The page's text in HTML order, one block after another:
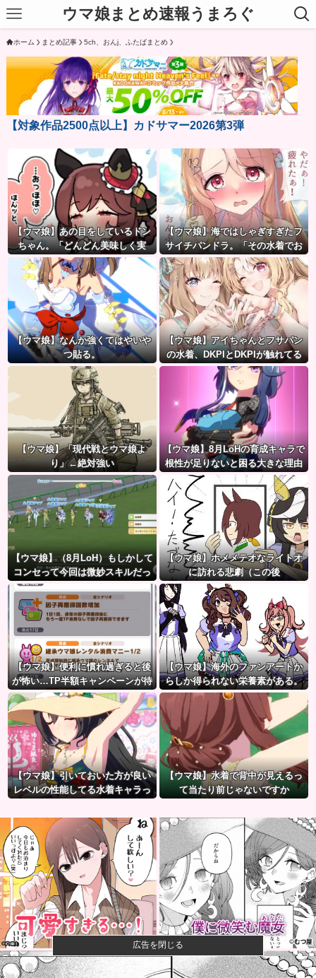
ウマ娘まとめ速報うまろぐ
ホーム まとめ記事 5ch、おんj、ふたばまとめ
【対象作品2500点以上】カドサマー2026第3弾
【ウマ娘】あの目をしているドン
ちゃん。「どんどん美味しく実
る…♡」
【ウマ娘】海ではしゃぎすぎたフ
サイチパンドラ。「その水着でお
んぶはマズイ…」
【ウマ娘】なんか強くてはやいや
つ貼る。
【ウマ娘】アイちゃんとフサパン
の水着、DKPIとDKPIが触れてる
構図が良き…
【ウマ娘】「現代戦とウマ娘よ
り」←絶対強い
【ウマ娘】8月LoHの育成キャラで
根性が足りないと困る大きな理由
がこちら。←「不調を考慮すると1
021必要」
【ウマ娘】（8月LoH）もしかして
コンセって今回は微妙スキルだっ
【ウマ娘】ホメメテオなライトオ
に訪れる悲劇（この後
【ウマ娘】便利に慣れ過ぎると後
が怖い…TP半額キャンペーンが待
ち遠しいわね
【ウマ娘】海外のファンアートか
らしか得られない栄養素がある。
←「おデジ以外味付けが濃い
な…」
【ウマ娘】引いておいた方が良い
レベルの性能してる水着キャラっ
るぞ」
【ウマ娘】水着で背中が見えるっ
て当たり前じゃないですか
広告を閉じる